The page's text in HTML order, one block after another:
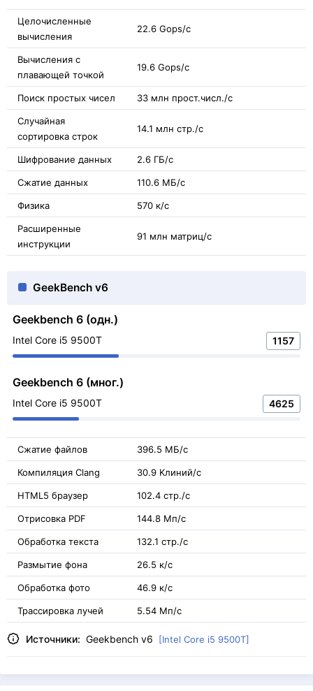
Целочисленные
вычисления
22.6 Gops/с
Вычисления с
плавающей точкой
19.6 Gops/с
Поиск простых чисел 33 млн прост.числ./с
Случайная
сортировка строк
14.1 млн стр./с
Шифрование данных 2.6 ГБ/с
Сжатие данных 110.6 МБ/с
Физика 570 к/с
Расширенные
инструкции
91 млн матриц/с
GeekBench v6
Geekbench 6 (одн.)
Intel Core i5 9500T 1157
Geekbench 6 (мног.)
Intel Core i5 9500T 4625
Сжатие файлов 396.5 МБ/с
Компиляция Clang 30.9 Kлиний/с
HTML5 браузер 102.4 стр./с
Отрисовка PDF 144.8 Мп/с
Обработка текста 132.1 стр./с
Размытие фона 26.5 к/с
Обработка фото 46.9 к/с
Трассировка лучей 5.54 Мп/с
Источники: Geekbench v6 [Intel Core i5 9500T]